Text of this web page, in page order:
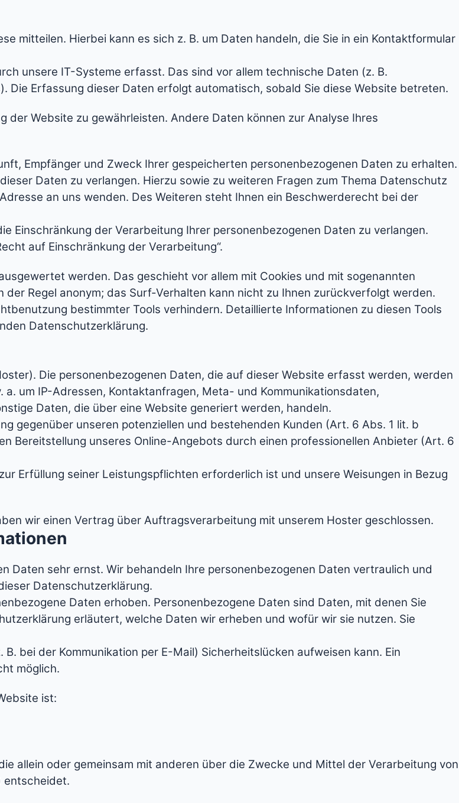
mitteilen. Hierbei kann es sich z. B. um Daten handeln, die Sie in ein Kontaktformular
unsere IT-Systeme erfasst. Das sind vor allem technische Daten (z. B.
Erfassung dieser Daten erfolgt automatisch, sobald Sie diese Website betreten.
Website zu gewährleisten. Andere Daten können zur Analyse Ihres
Empfänger und Zweck Ihrer gespeicherten personenbezogenen Daten zu erhalten.
Daten zu verlangen. Hierzu sowie zu weiteren Fragen zum Thema Datenschutz
an uns wenden. Des Weiteren steht Ihnen ein Beschwerderecht bei der
Einschränkung der Verarbeitung Ihrer personenbezogenen Daten zu verlangen.
auf Einschränkung der Verarbeitung“.
werden. Das geschieht vor allem mit Cookies und mit sogenannten
Regel anonym; das Surf-Verhalten kann nicht zu Ihnen zurückverfolgt werden.
bestimmter Tools verhindern. Detaillierte Informationen zu diesen Tools
Datenschutzerklärung.
Die personenbezogenen Daten, die auf dieser Website erfasst werden, werden
um IP-Adressen, Kontaktanfragen, Meta- und Kommunikationsdaten,
Daten, die über eine Website generiert werden, handeln.
gegenüber unseren potenziellen und bestehenden Kunden (Art. 6 Abs. 1 lit. b
Bereitstellung unseres Online-Angebots durch einen professionellen Anbieter (Art. 6
Erfüllung seiner Leistungspflichten erforderlich ist und unsere Weisungen in Bezug
wir einen Vertrag über Auftragsverarbeitung mit unserem Hoster geschlossen.
Daten sehr ernst. Wir behandeln Ihre personenbezogenen Daten vertraulich und
Datenschutzerklärung.
Daten erhoben. Personenbezogene Daten sind Daten, mit denen Sie
erläutert, welche Daten wir erheben und wofür wir sie nutzen. Sie
bei der Kommunikation per E-Mail) Sicherheitslücken aufweisen kann. Ein
möglich.
ist:
allein oder gemeinsam mit anderen über die Zwecke und Mittel der Verarbeitung von
entscheidet.